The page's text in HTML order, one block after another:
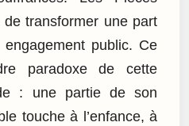
transformer une part
public. Ce
paradoxe de cette
: une partie de son
touche à l’enfance, à